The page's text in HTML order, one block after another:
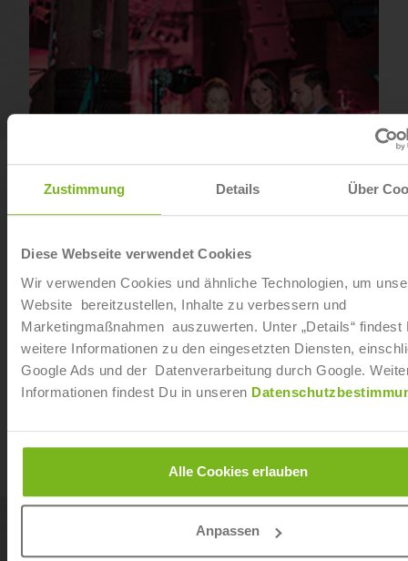
Zustimmung Details Über
Diese Webseite verwendet Cookies
Wir verwenden Cookies und ähnliche Technologien, um
Website bereitzustellen, Inhalte zu verbessern und
Marketingmaßnahmen auszuwerten. Unter „Details“ findest
weitere Informationen zu den eingesetzten Diensten,
Google Ads und der Datenverarbeitung durch Google.
Informationen findest Du in unseren
Alle Cookies erlauben
Anpassen
Geprüfter Veranstaltungsfachwirt (IHK)